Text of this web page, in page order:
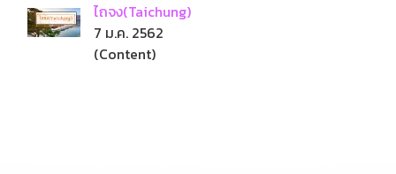
ไถจง(Taichung)
7 ม.ค. 2562
(Content)